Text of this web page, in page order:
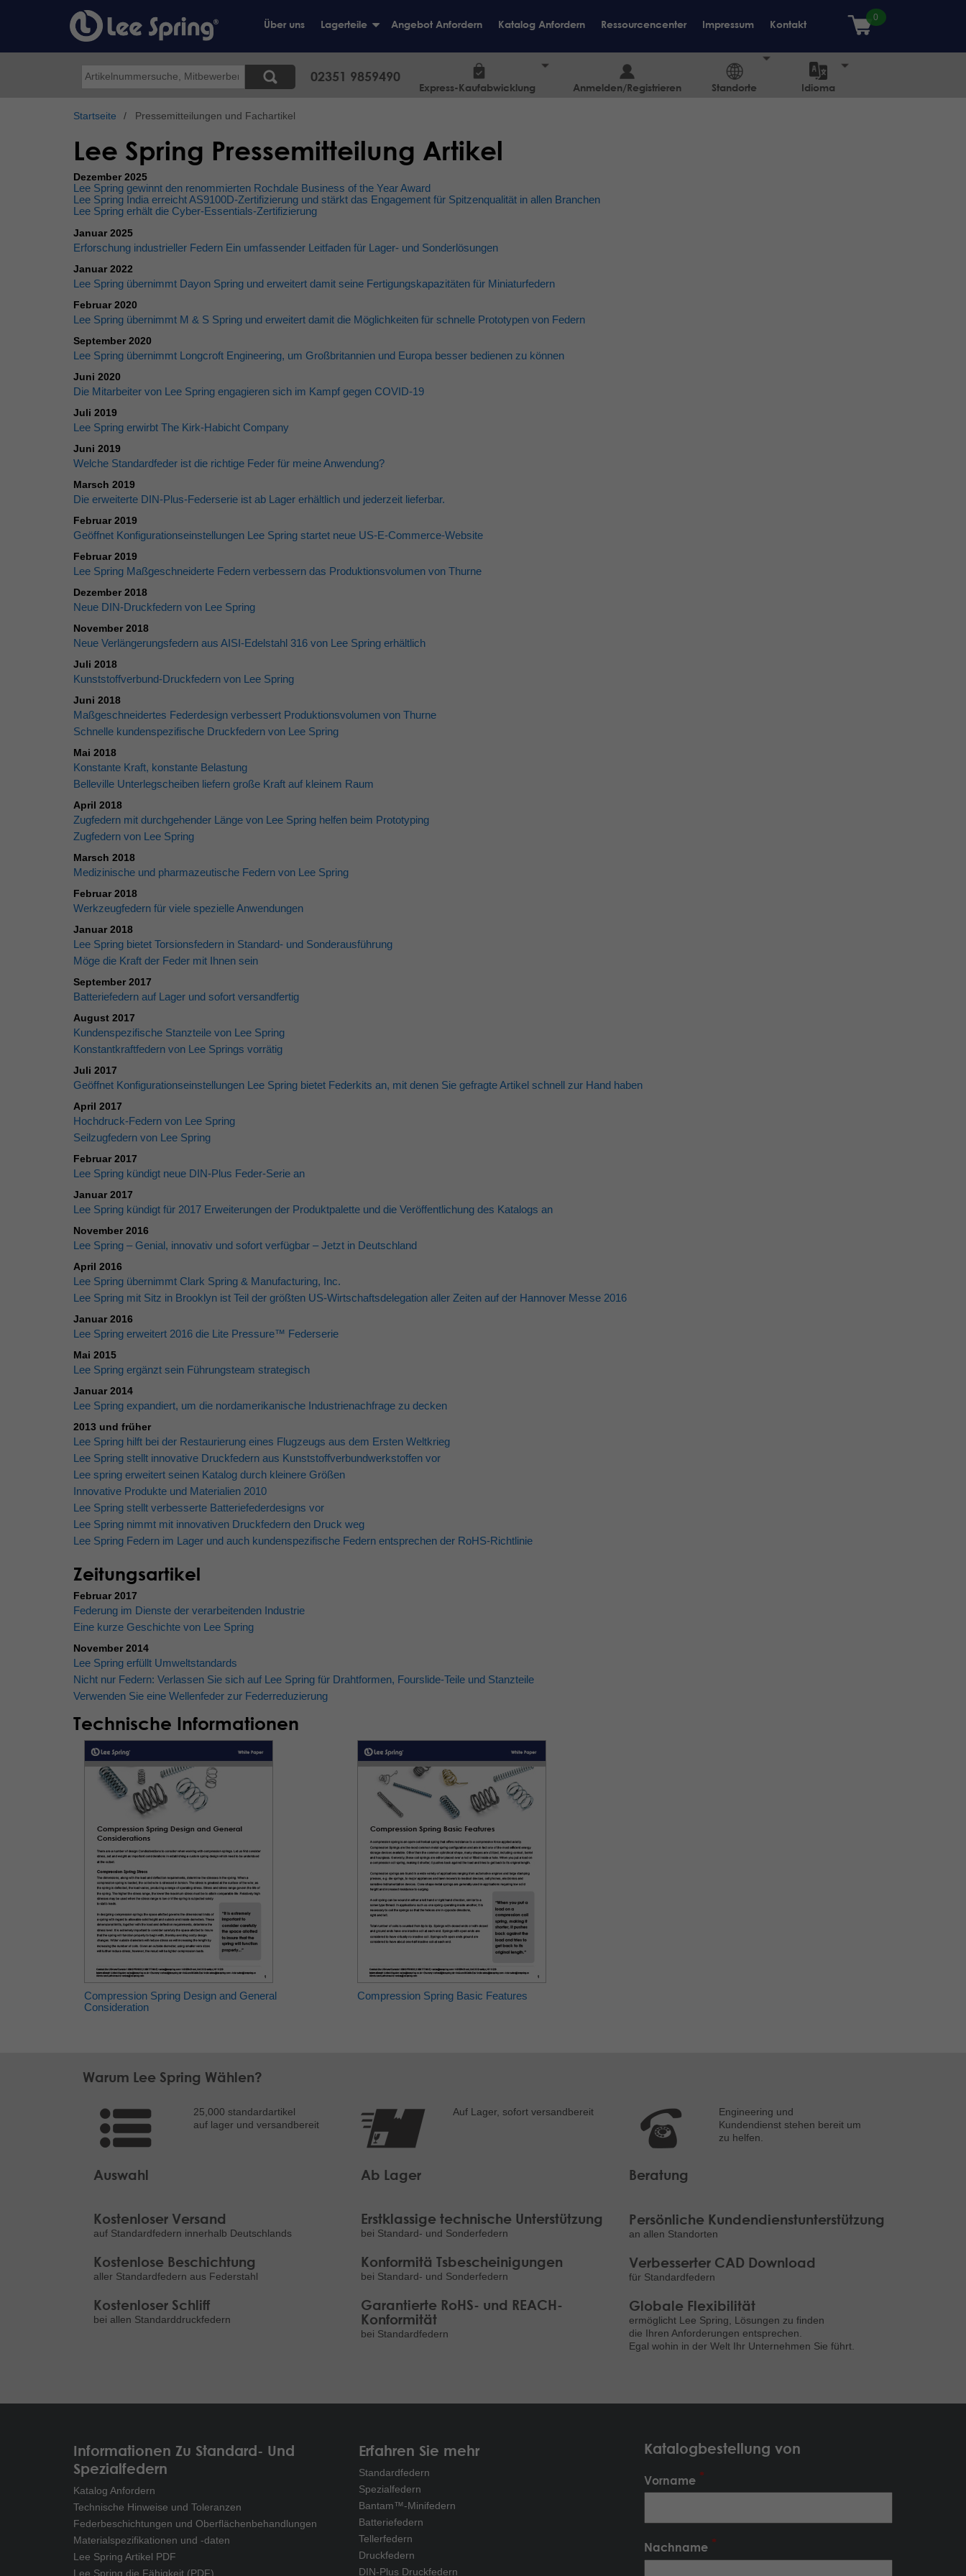
Über uns Lagerteile Angebot Anfordern Katalog Anfordern Ressourcencenter Impressum Kontakt
Suche 02351 9859490
Express-Kaufabwicklung Anmelden/Registrieren Standorte Idioma
Startseite Pressemitteilungen und Fachartikel
Lee Spring Pressemitteilung Artikel
Dezember 2025
Lee Spring gewinnt den renommierten Rochdale Business of the Year Award
Lee Spring India erreicht AS9100D-Zertifizierung und stärkt das Engagement für Spitzenqualität in allen Branchen
Lee Spring erhält die Cyber-Essentials-Zertifizierung
Januar 2025
Erforschung industrieller Federn Ein umfassender Leitfaden für Lager- und Sonderlösungen
Januar 2022
Lee Spring übernimmt Dayon Spring und erweitert damit seine Fertigungskapazitäten für Miniaturfedern
Februar 2020
Lee Spring übernimmt M & S Spring und erweitert damit die Möglichkeiten für schnelle Prototypen von Federn
September 2020
Lee Spring übernimmt Longcroft Engineering, um Großbritannien und Europa besser bedienen zu können
Juni 2020
Die Mitarbeiter von Lee Spring engagieren sich im Kampf gegen COVID-19
Juli 2019
Lee Spring erwirbt The Kirk-Habicht Company
Juni 2019
Welche Standardfeder ist die richtige Feder für meine Anwendung?
Marsch 2019
Die erweiterte DIN-Plus-Federserie ist ab Lager erhältlich und jederzeit lieferbar.
Februar 2019
Geöffnet Konfigurationseinstellungen Lee Spring startet neue US-E-Commerce-Website
Februar 2019
Lee Spring Maßgeschneiderte Federn verbessern das Produktionsvolumen von Thurne
Dezember 2018
Neue DIN-Druckfedern von Lee Spring
November 2018
Neue Verlängerungsfedern aus AISI-Edelstahl 316 von Lee Spring erhältlich
Juli 2018
Kunststoffverbund-Druckfedern von Lee Spring
Juni 2018
Maßgeschneidertes Federdesign verbessert Produktionsvolumen von Thurne
Schnelle kundenspezifische Druckfedern von Lee Spring
Mai 2018
Konstante Kraft, konstante Belastung
Belleville Unterlegscheiben liefern große Kraft auf kleinem Raum
April 2018
Zugfedern mit durchgehender Länge von Lee Spring helfen beim Prototyping
Zugfedern von Lee Spring
Marsch 2018
Medizinische und pharmazeutische Federn von Lee Spring
Februar 2018
Werkzeugfedern für viele spezielle Anwendungen
Januar 2018
Lee Spring bietet Torsionsfedern in Standard- und Sonderausführung
Möge die Kraft der Feder mit Ihnen sein
September 2017
Batteriefedern auf Lager und sofort versandfertig
August 2017
Kundenspezifische Stanzteile von Lee Spring
Konstantkraftfedern von Lee Springs vorrätig
Juli 2017
Geöffnet Konfigurationseinstellungen Lee Spring bietet Federkits an, mit denen Sie gefragte Artikel schnell zur Hand haben
April 2017
Hochdruck-Federn von Lee Spring
Seilzugfedern von Lee Spring
Februar 2017
Lee Spring kündigt neue DIN-Plus Feder-Serie an
Januar 2017
Lee Spring kündigt für 2017 Erweiterungen der Produktpalette und die Veröffentlichung des Katalogs an
November 2016
Lee Spring – Genial, innovativ und sofort verfügbar – Jetzt in Deutschland
April 2016
Lee Spring übernimmt Clark Spring & Manufacturing, Inc.
Lee Spring mit Sitz in Brooklyn ist Teil der größten US-Wirtschaftsdelegation aller Zeiten auf der Hannover Messe 2016
Januar 2016
Lee Spring erweitert 2016 die Lite Pressure™ Federserie
Mai 2015
Lee Spring ergänzt sein Führungsteam strategisch
Januar 2014
Lee Spring expandiert, um die nordamerikanische Industrienachfrage zu decken
2013 und früher
Lee Spring hilft bei der Restaurierung eines Flugzeugs aus dem Ersten Weltkrieg
Lee Spring stellt innovative Druckfedern aus Kunststoffverbundwerkstoffen vor
Lee spring erweitert seinen Katalog durch kleinere Größen
Innovative Produkte und Materialien 2010
Lee Spring stellt verbesserte Batteriefederdesigns vor
Lee Spring nimmt mit innovativen Druckfedern den Druck weg
Lee Spring Federn im Lager und auch kundenspezifische Federn entsprechen der RoHS-Richtlinie
Zeitungsartikel
Februar 2017
Federung im Dienste der verarbeitenden Industrie
Eine kurze Geschichte von Lee Spring
November 2014
Lee Spring erfüllt Umweltstandards
Nicht nur Federn: Verlassen Sie sich auf Lee Spring für Drahtformen, Fourslide-Teile und Stanzteile
Verwenden Sie eine Wellenfeder zur Federreduzierung
Technische Informationen
Compression Spring Design and General
Consideration
Compression Spring Basic Features
Warum Lee Spring Wählen?
Auswahl
25,000 standardartikel
auf lager und versandbereit
Kostenloser Versand
auf Standardfedern innerhalb Deutschlands
Kostenlose Beschichtung
aller Standardfedern aus Federstahl
Kostenloser Schliff
bei allen Standarddruckfedern
Ab Lager
Auf Lager, sofort versandbereit
Erstklassige technische Unterstützung
bei Standard- und Sonderfedern
Konformitä Tsbescheinigungen
bei Standard- und Sonderfedern
Garantierte RoHS- und REACH-
Konformität
bei Standardfedern
Beratung
Engineering und
Kundendienst stehen bereit um
zu helfen.
Persönliche Kundendienstunterstützung
an allen Standorten
Verbesserter CAD Download
für Standardfedern
Globale Flexibilität
ermöglicht Lee Spring, Lösungen zu finden
die Ihren Anforderungen entsprechen.
Egal wohin in der Welt Ihr Unternehmen Sie führt.
Informationen Zu Standard- Und
Spezialfedern
Katalog Anfordern
Technische Hinweise und Toleranzen
Federbeschichtungen und Oberflächenbehandlungen
Materialspezifikationen und -daten
Lee Spring Artikel PDF
Lee Spring die Fähigkeit (PDF)
Erfahren Sie mehr
Standardfedern
Spezialfedern
Bantam™-Minifedern
Batteriefedern
Tellerfedern
Druckfedern
DIN-Plus Druckfedern
Katalogbestellung von
Vorname
Nachname